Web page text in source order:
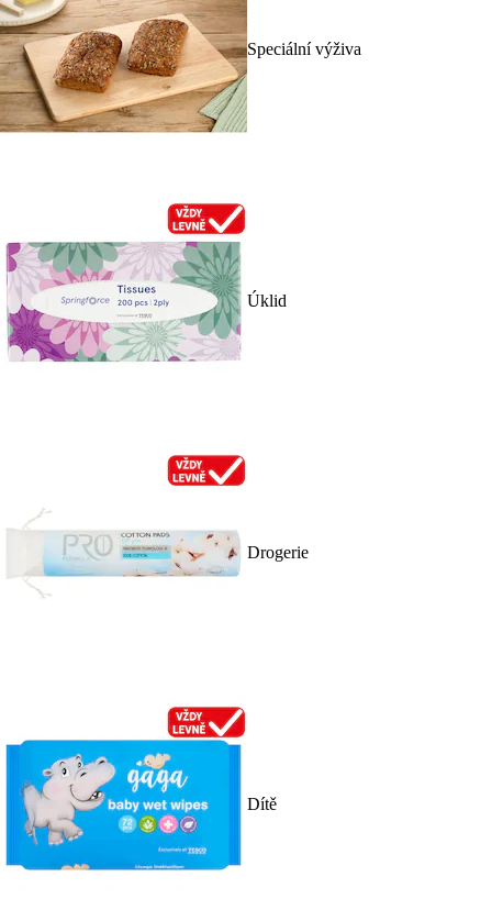
Speciální výživa
Úklid
Drogerie
Dítě